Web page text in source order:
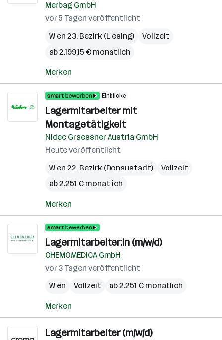
Merbag GmbH
vor 5 Tagen veröffentlicht
Wien 23. Bezirk (Liesing)
Vollzeit
ab 2.199,15 € monatlich
Merken
Einblicke
Lagermitarbeiter mit
Montagetätigkeit
Nidec Graessner Austria GmbH
Heute veröffentlicht
Wien 22. Bezirk (Donaustadt)
Vollzeit
ab 2.251 € monatlich
Merken
Lagermitarbeiter:in (m/w/d)
CHEMOMEDICA GmbH
vor 3 Tagen veröffentlicht
Wien
Vollzeit ab 2.251 € monatlich
Merken
Lagermitarbeiter (m/w/d)